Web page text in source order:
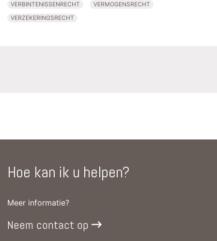
VERBINTENISSENRECHT
VERMOGENSRECHT
VERZEKERINGSRECHT
Hoe kan ik u helpen?
Meer informatie?
Neem contact op